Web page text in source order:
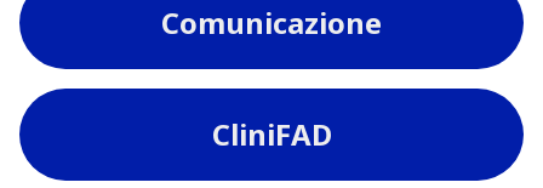
Comunicazione
CliniFAD